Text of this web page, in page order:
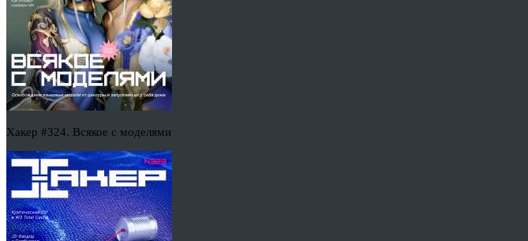
Хакер #324. Всякое с моделями